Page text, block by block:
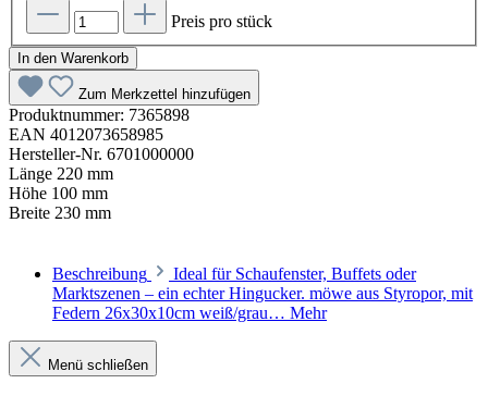
Preis pro stück
In den Warenkorb
Zum Merkzettel hinzufügen
Produktnummer: 7365898
EAN 4012073658985
Hersteller-Nr. 6701000000
Länge 220 mm
Höhe 100 mm
Breite 230 mm
Beschreibung
Ideal für Schaufenster, Buffets oder
Marktszenen – ein echter Hingucker. möwe aus Styropor, mit
Federn 26x30x10cm weiß/grau… Mehr
Menü schließen